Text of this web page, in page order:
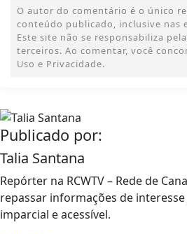
O autor do comentário é o único
conteúdo publicado, inclusive nas
Este site não se responsabiliza
terceiros. Ao comentar, você
Uso e Privacidade.
Publicado por:
Talia Santana
Repórter na RCWTV – Rede de
repassar informações de
imparcial e acessível.